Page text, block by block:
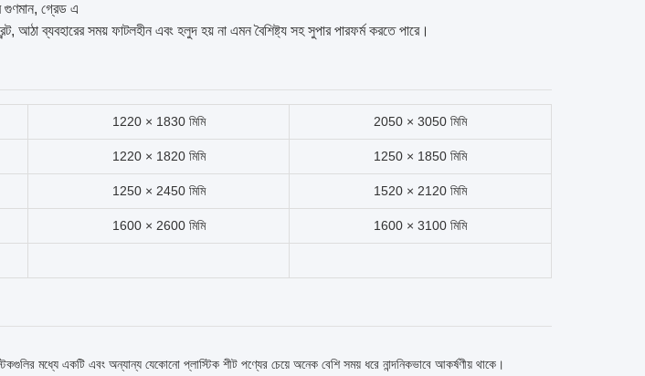
গুণমান, গ্রেড এ
আঠা ব্যবহারের সময় ফাটলহীন এবং হলুদ হয় না এমন বৈশিষ্ট্য সহ সুপার পারফর্ম করতে পারে।
1220 × 1830 মিমি 2050 × 3050 মিমি
1220 × 1820 মিমি 1250 × 1850 মিমি
1250 × 2450 মিমি 1520 × 2120 মিমি
1600 × 2600 মিমি 1600 × 3100 মিমি
মধ্যে একটি এবং অন্যান্য যেকোনো প্লাস্টিক শীট পণ্যের চেয়ে অনেক বেশি সময় ধরে নান্দনিকভাবে আকর্ষণীয় থাকে।